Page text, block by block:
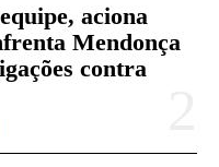
aciona
Mendonça
contra